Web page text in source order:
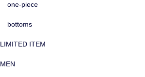
one-piece
bottoms
LIMITED ITEM
MEN